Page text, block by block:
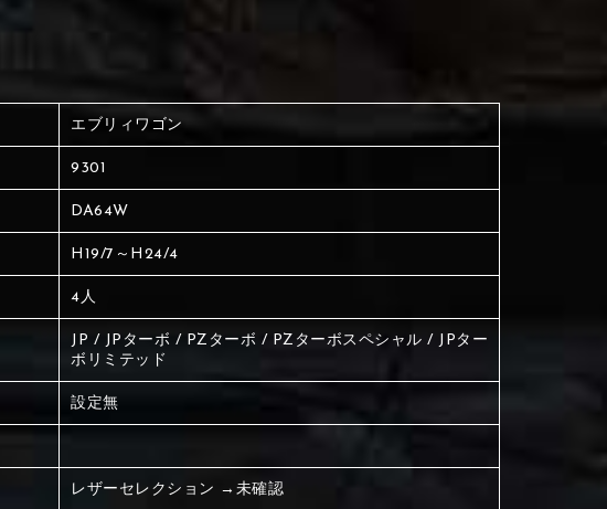
ください
赤く塗られている場所を選択
ください
刺繍は下記21種類からご選択ください。
赤く塗られている場所を選択
ください
エブリィワゴン
9301
DA64W
H19/7～H24/4
4人
JP / JPターボ / PZターボ / PZターボスペシャル / JPター
ボリミテッド
設定無
レザーセレクション →未確認